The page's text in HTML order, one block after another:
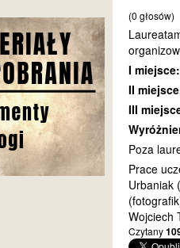
(0 głosów)
I miejsce:
II
III
Poza
Prace
Urbaniak
Wojciech
Czytany